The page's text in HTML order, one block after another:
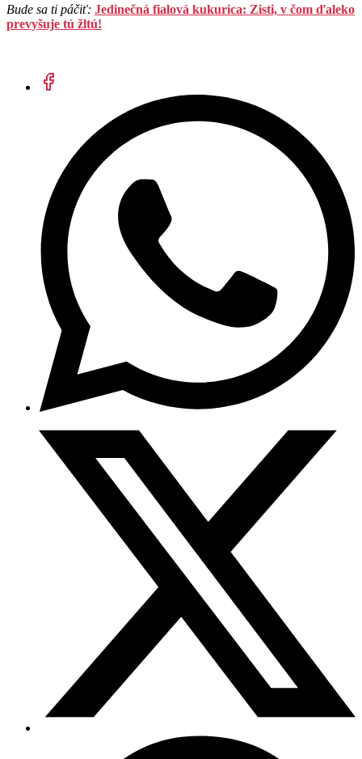
Bude sa ti páčiť: Jedinečná fialová kukurica: Zisti, v čom ďaleko
prevyšuje tú žltú!